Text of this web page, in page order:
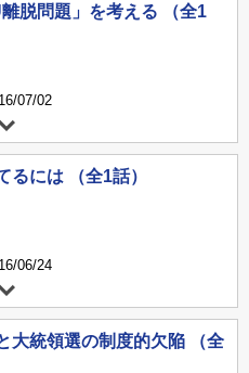
離脱問題」を考える （全1
07/02
るには （全1話）
06/24
大統領選の制度的欠陥 （全